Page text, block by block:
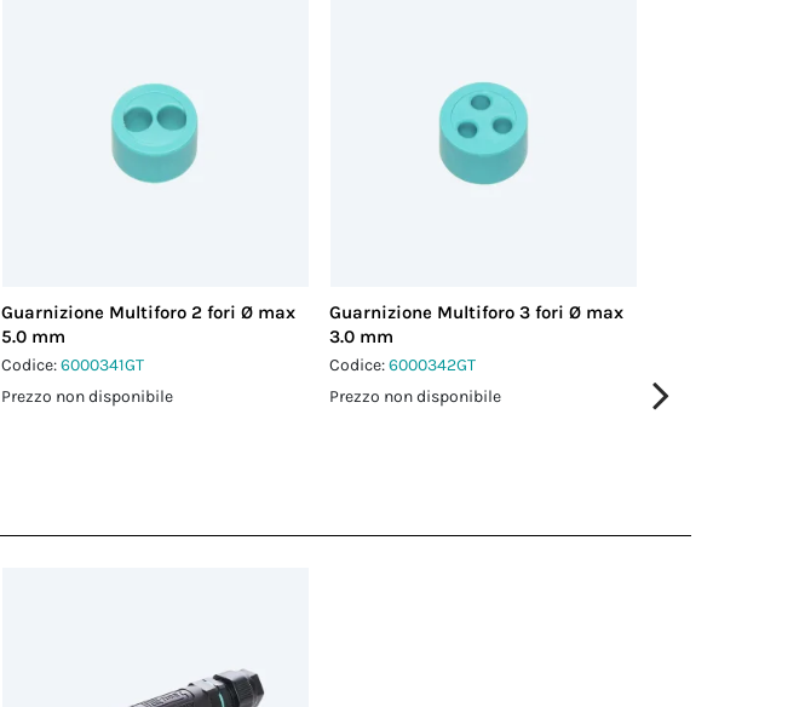
Guarnizione Multiforo 2 fori Ø max
5.0 mm
Codice:6000341GT
Prezzo non disponibile
Guarnizione Multiforo 3 fori Ø max
3.0 mm
Codice:6000342GT
Prezzo non disponibile
Prezzo non